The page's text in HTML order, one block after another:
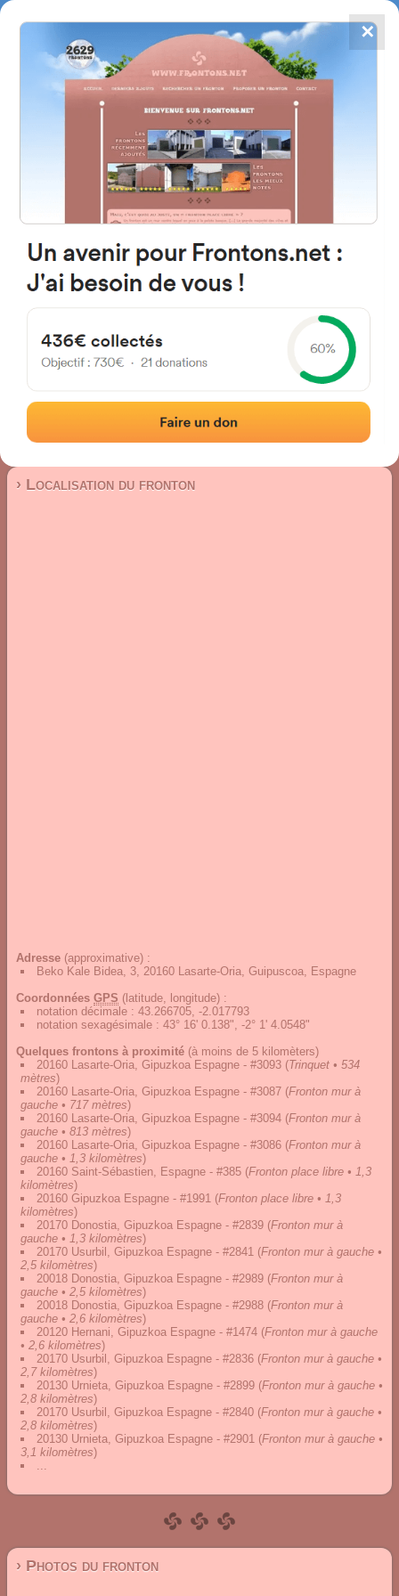
FRONTONS.NET
RECHERCHER UN FRONTON
PROPOSER UN FRONTON
4867
frontons
20160 Lasarte-Oria, Guipuscoa
Beko Kale Bidea 3
Fronton mur à gauche
Localisation|Photos|Commentaires et avis
› Localisation du fronton
Adresse (approximative) :
Beko Kale Bidea, 3, 20160 Lasarte-Oria, Guipuscoa, Espagne
Coordonnées GPS (latitude, longitude) :
notation décimale : 43.266705, -2.017793
notation sexagésimale : 43° 16' 0.138", -2° 1' 4.0548"
Quelques frontons à proximité (à moins de 5 kilomèters)
20160 Lasarte-Oria, Gipuzkoa Espagne - #3093 (Trinquet • 534
mètres)
20160 Lasarte-Oria, Gipuzkoa Espagne - #3087 (Fronton mur à
gauche • 717 mètres)
20160 Lasarte-Oria, Gipuzkoa Espagne - #3094 (Fronton mur à
gauche • 813 mètres)
20160 Lasarte-Oria, Gipuzkoa Espagne - #3086 (Fronton mur à
gauche • 1,3 kilomètres)
20160 Saint-Sébastien, Espagne - #385 (Fronton place libre • 1,3
kilomètres)
20160 Gipuzkoa Espagne - #1991 (Fronton place libre • 1,3
kilomètres)
20170 Donostia, Gipuzkoa Espagne - #2839 (Fronton mur à
gauche • 1,3 kilomètres)
20170 Usurbil, Gipuzkoa Espagne - #2841 (Fronton mur à gauche •
2,5 kilomètres)
20018 Donostia, Gipuzkoa Espagne - #2989 (Fronton mur à
gauche • 2,5 kilomètres)
20018 Donostia, Gipuzkoa Espagne - #2988 (Fronton mur à
gauche • 2,6 kilomètres)
20120 Hernani, Gipuzkoa Espagne - #1474 (Fronton mur à gauche
• 2,6 kilomètres)
20170 Usurbil, Gipuzkoa Espagne - #2836 (Fronton mur à gauche •
2,7 kilomètres)
20130 Urnieta, Gipuzkoa Espagne - #2899 (Fronton mur à gauche •
2,8 kilomètres)
20170 Usurbil, Gipuzkoa Espagne - #2840 (Fronton mur à gauche •
2,8 kilomètres)
20130 Urnieta, Gipuzkoa Espagne - #2901 (Fronton mur à gauche •
3,1 kilomètres)
...
› Photos du fronton
✕